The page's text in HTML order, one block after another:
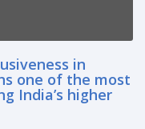
in
one of the most
India’s higher